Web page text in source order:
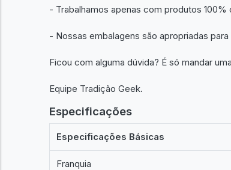
- Trabalhamos apenas com produtos 100%
- Nossas embalagens são apropriadas
Ficou com alguma dúvida? É só mandar
Equipe Tradição Geek.
Especificações
Especificações Básicas
Franquia